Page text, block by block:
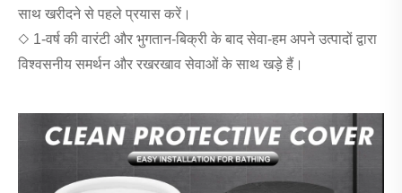
साथ खरीदने से पहले प्रयास करें।
◇ 1-वर्ष की वारंटी और भुगतान-बिक्री के बाद सेवा-हम अपने उत्पादों द्वारा
विश्वसनीय समर्थन और रखरखाव सेवाओं के साथ खड़े हैं।